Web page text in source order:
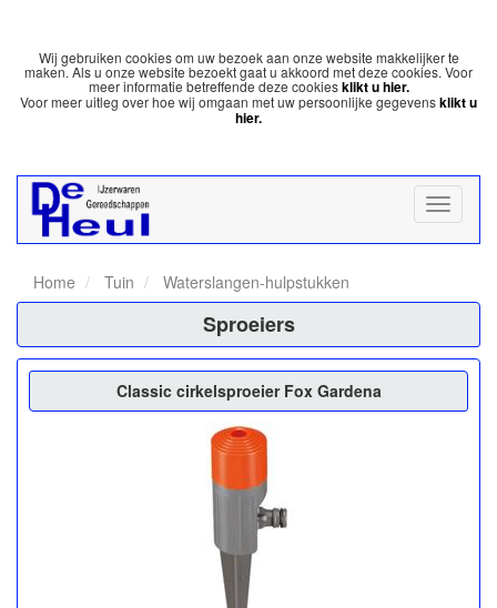
Wij gebruiken cookies om uw bezoek aan onze website makkelijker te
maken. Als u onze website bezoekt gaat u akkoord met deze cookies. Voor
meer informatie betreffende deze cookiesklikt u hier.
Voor meer uitleg over hoe wij omgaan met uw persoonlijke gegevensklikt u
hier.
Home Tuin Waterslangen-hulpstukken
Sproeiers
Classic cirkelsproeier Fox Gardena